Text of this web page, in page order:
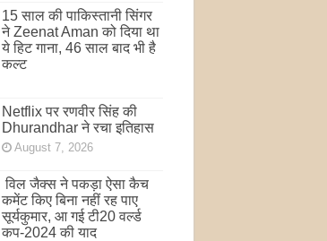
15 साल की पाकिस्तानी सिंगर
ने Zeenat Aman को दिया था
ये हिट गाना, 46 साल बाद भी है
कल्ट
Netflix पर रणवीर सिंह की
Dhurandhar ने रचा इतिहास
August 7, 2026
विल जैक्स ने पकड़ा ऐसा कैच
कमेंट किए बिना नहीं रह पाए
सूर्यकुमार, आ गई टी20 वर्ल्ड
कप-2024 की याद